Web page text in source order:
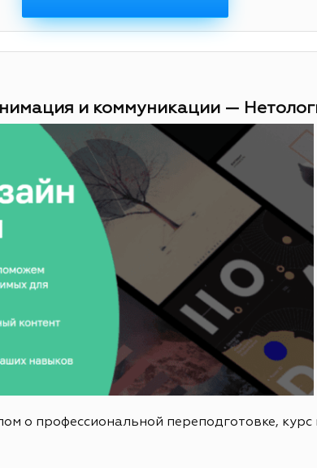
и коммуникации —
о профессиональной переподготовке,